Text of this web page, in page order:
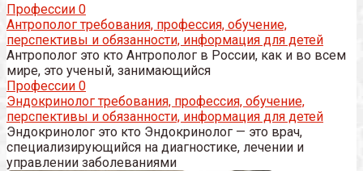
Профессии 0
Антрополог требования, профессия, обучение,
перспективы и обязанности, информация для детей
Антрополог это кто Антрополог в России, как и во всем
мире, это ученый, занимающийся
Профессии 0
Эндокринолог требования, профессия, обучение,
перспективы и обязанности, информация для детей
Эндокринолог это кто Эндокринолог — это врач,
специализирующийся на диагностике, лечении и
управлении заболеваниями